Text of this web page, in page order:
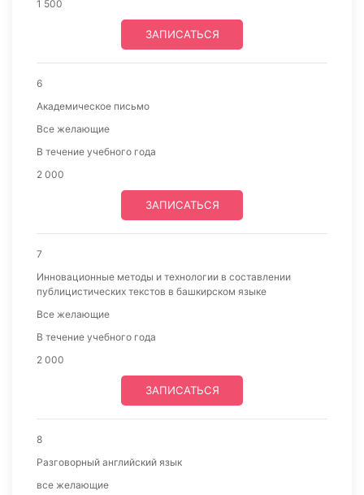
1 500
ЗАПИСАТЬСЯ
6
Академическое письмо
Все желающие
В течение учебного года
2 000
ЗАПИСАТЬСЯ
7
Инновационные методы и технологии в составлении
публицистических текстов в башкирском языке
Все желающие
В течение учебного года
2 000
ЗАПИСАТЬСЯ
8
Разговорный английский язык
все желающие